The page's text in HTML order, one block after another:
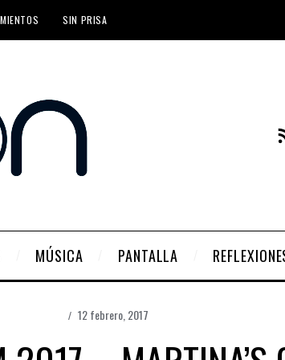
SIN PRISA
MÚSICA PANTALLA
12 febrero, 2017